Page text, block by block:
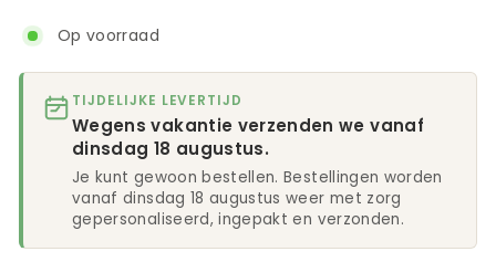
Op voorraad
TIJDELIJKE LEVERTIJD
Wegens vakantie verzenden we vanaf
dinsdag 18 augustus.
Je kunt gewoon bestellen. Bestellingen worden
vanaf dinsdag 18 augustus weer met zorg
gepersonaliseerd, ingepakt en verzonden.